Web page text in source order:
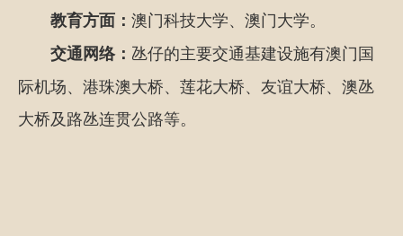
教育方面： 澳门科技大学、澳门大学。
交通网络： 氹仔的主要交通基建设施有澳门国
际机场、港珠澳大桥、莲花大桥、友谊大桥、澳氹
大桥及路氹连贯公路等。